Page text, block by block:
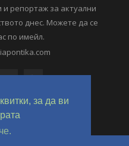
за да ви
репортаж за актуални
днес. Можете да се
по имейл.